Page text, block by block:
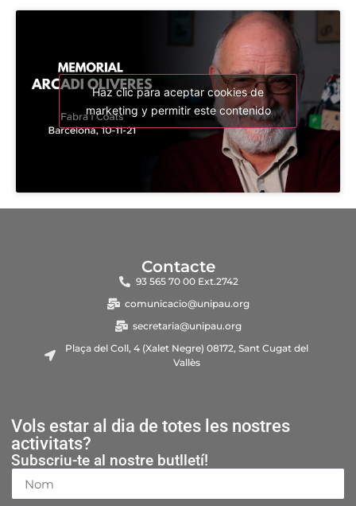
Haz clic para aceptar cookies de
marketing y permitir este contenido
Contacte
93 565 70 00 Ext.2742
comunicacio@unipau.org
secretaria@unipau.org
Plaça del Coll, 4 (Xalet Negre) 08172, Sant Cugat del
Vallès
Vols estar al dia de totes les nostres
activitats?
Subscriu-te al nostre butlletí!